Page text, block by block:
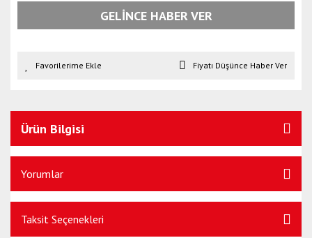
GELİNCE HABER VER
Fiyatı Düşünce Haber Ver
Ürün Bilgisi
Yorumlar
Taksit Seçenekleri